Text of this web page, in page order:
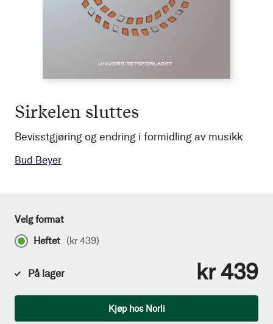
Sirkelen sluttes
Bevisstgjøring og endring i formidling av musikk
Bud Beyer
Velg format
Heftet (kr 439)
På lager kr 439
Kjøp hos Norli